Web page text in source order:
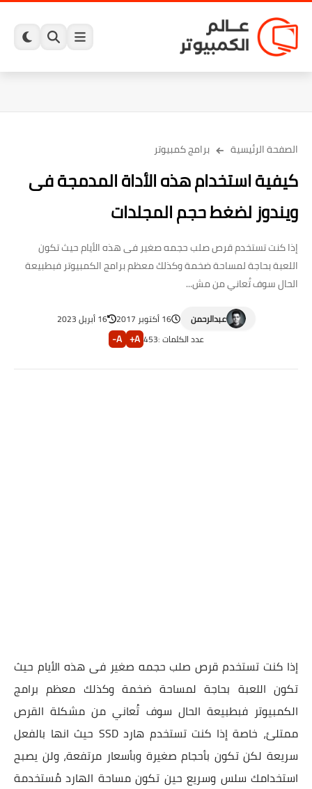
الصفحة الرئيسية برامج كمبيوتر
كيفية استخدام هذه الأداة المدمجة فى
ويندوز لضغط حجم المجلدات
إذا كنت تستخدم قرص صلب حجمه صغير فى هذه الأيام حيث تكون
اللعبة بحاجة لمساحة ضخمة وكذلك معظم برامج الكمبيوتر فبطبيعة
الحال سوف تُعاني من مش...
عبدالرحمن 16 أكتوبر 2017
16 أبريل 2023
عدد الكلمات :453
A+
A-
إذا كنت تستخدم قرص صلب حجمه صغير فى هذه الأيام حيث
تكون اللعبة بحاجة لمساحة ضخمة وكذلك معظم برامج
الكمبيوتر فبطبيعة الحال سوف تُعاني من مشكلة القرص
ممتلئ، خاصة إذا كنت تستخدم هارد SSD حيث انها بالفعل
سريعة لكن تكون بأحجام صغيرة وبأسعار مرتفعة، ولن يصبح
استخدامك سلس وسريع حين تكون مساحة الهارد مُستخدمة